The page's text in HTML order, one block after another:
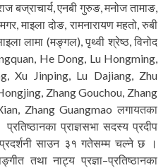
बज्राचार्य, एनबी गुरुङ, मनोज तामाङ,
माइला दोङ, रामनारायण महतो, रुबी
लामा (मङ्गल), पृथ्वी श्रेष्ठ, विनोद
He Dong, Lu Hongming,
Xu Jinping, Lu Dajiang, Zhu
Zhang Gouchou, Zhang
Zhang Guangmao लगायतका
प्राज्ञसभा सदस्य प्रदीप
साउन ३१ गतेसम्म चल्ने छ ।
तथा नाट्य प्रज्ञा–प्रतिष्ठानका